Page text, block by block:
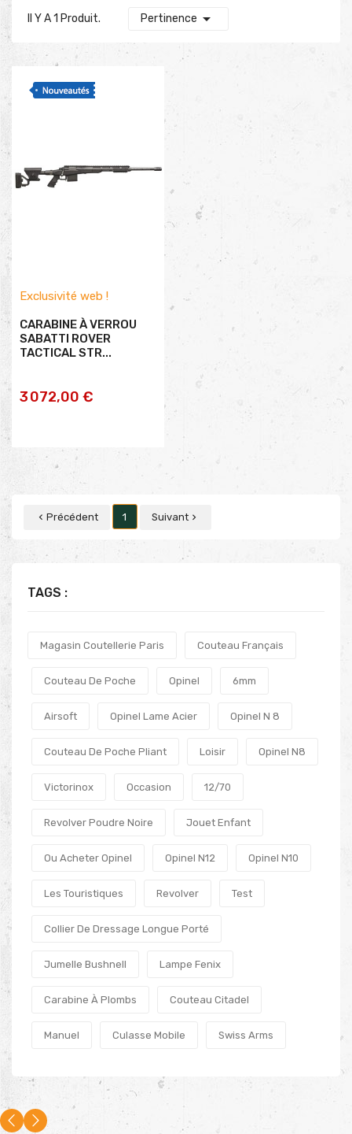
TAGS :
Magasin Coutellerie Paris Couteau Français
Couteau De Poche Opinel 6mm
Airsoft Opinel Lame Acier Opinel N 8
Couteau De Poche Pliant Loisir Opinel N8
Victorinox Occasion 12/70
Revolver Poudre Noire Jouet Enfant
Ou Acheter Opinel Opinel N12 Opinel N10
Les Touristiques Revolver Test
Collier De Dressage Longue Porté
Jumelle Bushnell Lampe Fenix
Carabine À Plombs Couteau Citadel
Manuel Culasse Mobile Swiss Arms
Il Y A 1 Produit. Pertinence 
Exclusivité web !
CARABINE À VERROU
SABATTI ROVER
TACTICAL STR...
3 072,00 €
AJOUTER AU
 Précédent 1 Suivant 